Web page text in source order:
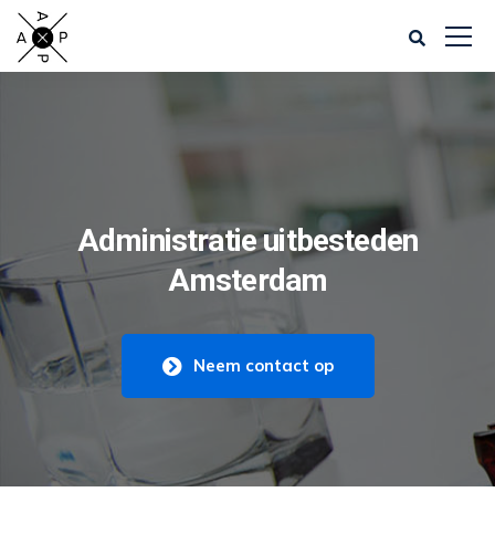
Administratie uitbesteden
Amsterdam
Neem contact op